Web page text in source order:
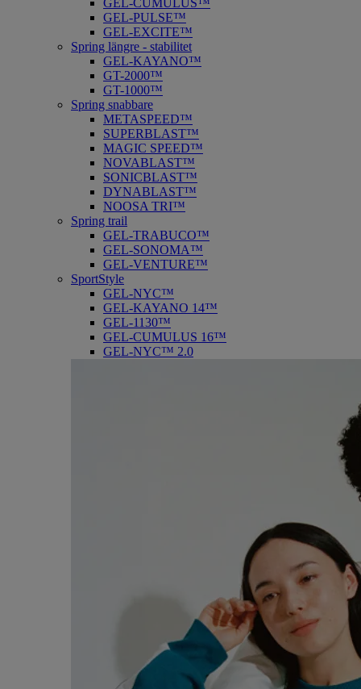
GEL-CUMULUS™
GEL-PULSE™
GEL-EXCITE™
Spring längre - stabilitet
GEL-KAYANO™
GT-2000™
GT-1000™
Spring snabbare
METASPEED™
SUPERBLAST™
MAGIC SPEED™
NOVABLAST™
SONICBLAST™
DYNABLAST™
NOOSA TRI™
Spring trail
GEL-TRABUCO™
GEL-SONOMA™
GEL-VENTURE™
SportStyle
GEL-NYC™
GEL-KAYANO 14™
GEL-1130™
GEL-CUMULUS 16™
GEL-NYC™ 2.0